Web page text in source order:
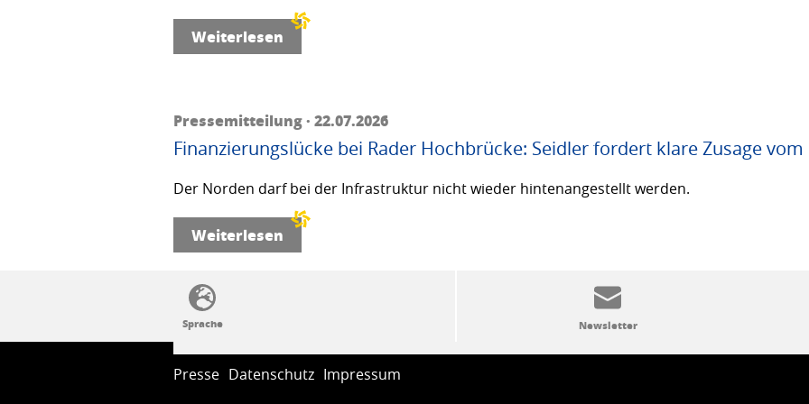
Weiterlesen
Pressemitteilung · 22.07.2026
Finanzierungslücke bei Rader Hochbrücke: Seidler fordert klare Zusage
Der Norden darf bei der Infrastruktur nicht wieder hintenangestellt werden.
Weiterlesen
SSW-Politik von A bis Z
Presse Datenschutz Impressum